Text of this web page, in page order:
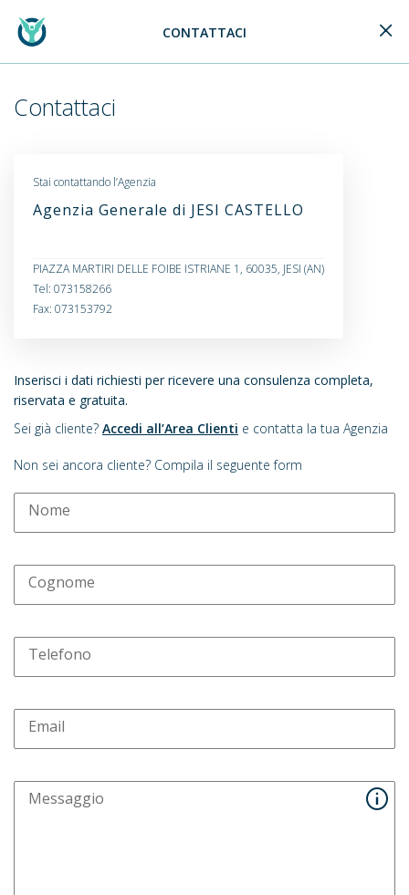
Generali Logo CONTATTACI
Contattaci
Inserisci i dati richiesti per ricevere una consulenza completa,
riservata e gratuita.
Sei già cliente? Accedi all’Area Clienti e contatta la tua Agenzia
Non sei ancora cliente? Compila il seguente form
Nome
Cognome
Telefono
Email
Messaggio
Stai contattando l’Agenzia
Agenzia Generale di JESI CASTELLO
PIAZZA MARTIRI DELLE FOIBE ISTRIANE 1, 60035, JESI (AN)
Tel: 073158266
Fax: 073153792